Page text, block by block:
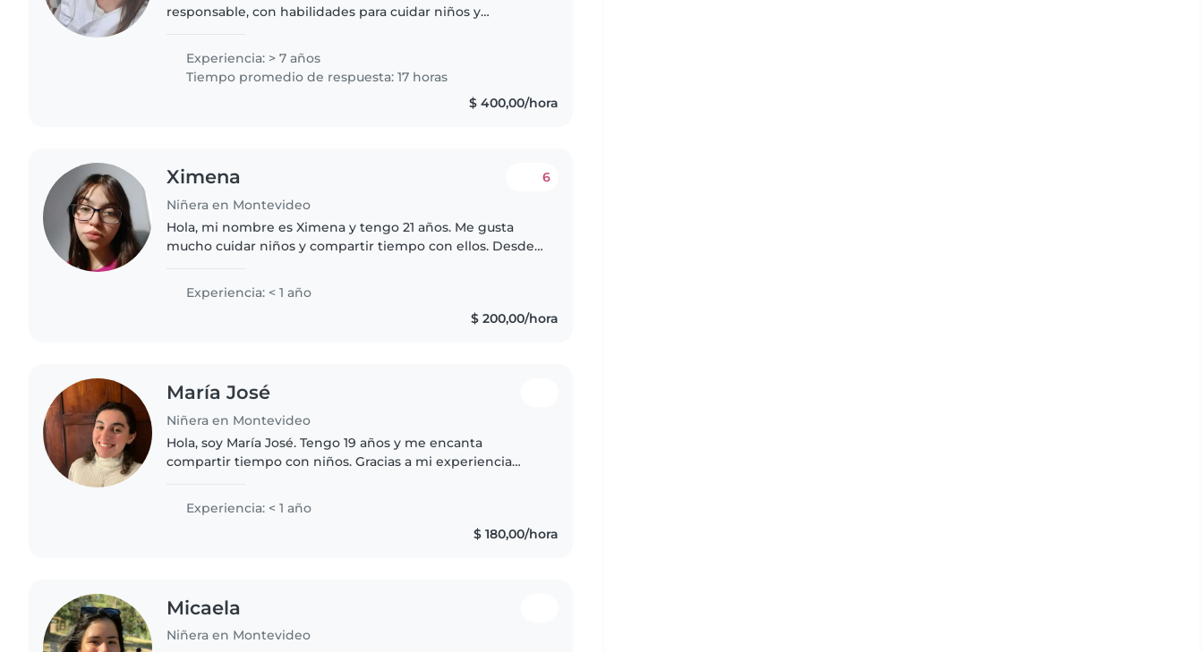
responsable, con habilidades para cuidar niños y
cuidado infantil personalizado..
Experiencia: > 7 años
Tiempo promedio de respuesta: 17 horas
$ 400,00/hora
Ximena
Niñera en Montevideo
6
Hola, mi nombre es Ximena y tengo 21 años. Me gusta
mucho cuidar niños y compartir tiempo con ellos. Desde
niños, por lo que..
Experiencia: < 1 año
$ 200,00/hora
María José
Niñera en Montevideo
Hola, soy María José. Tengo 19 años y me encanta
compartir tiempo con niños. Gracias a mi experiencia
Experiencia: < 1 año
$ 180,00/hora
Micaela
Niñera en Montevideo